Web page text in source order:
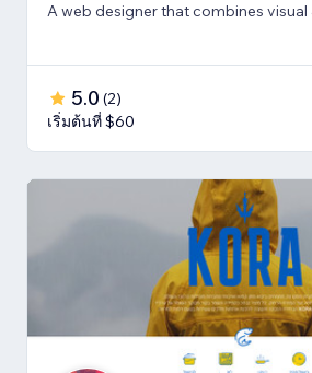
A web designer that combines
5.0 (2)
เริ่มต้นที่ $60